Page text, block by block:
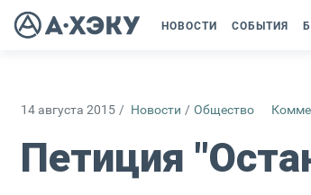
НОВОСТИ СОБЫТИЯ
14 августа 2015 / Новости / Общество
Петиция